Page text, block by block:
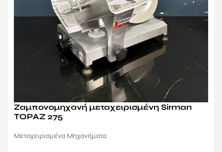
Ζαμπονομηχανή μεταχειρισμένη Sirman
TOPAZ 275
Μεταχειρισμένα Μηχανήματα